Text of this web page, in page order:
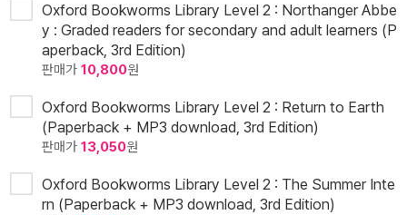
Oxford Bookworms Library Level 2 : Northanger Abbe
y : Graded readers for secondary and adult learners (P
aperback, 3rd Edition)
판매가 10,800원
Oxford Bookworms Library Level 2 : Return to Earth
(Paperback + MP3 download, 3rd Edition)
판매가 13,050원
Oxford Bookworms Library Level 2 : The Summer Inte
rn (Paperback + MP3 download, 3rd Edition)